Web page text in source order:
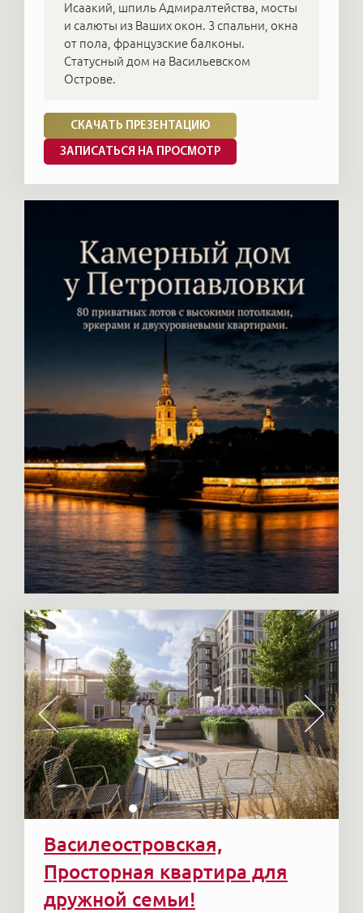
Исаакий, шпиль Адмиралтейства, мосты
и салюты из Ваших окон. 3 спальни, окна
от пола, французские балконы.
Статусный дом на Васильевском
Острове.
СКАЧАТЬ ПРЕЗЕНТАЦИЮ
ЗАПИСАТЬСЯ НА ПРОСМОТР
Василеостровская,
Просторная квартира для
дружной семьи!